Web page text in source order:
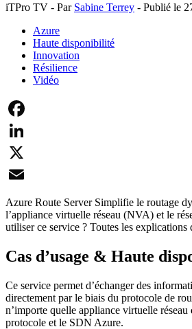
iTPro TV - Par Sabine Terrey - Publié le
Azure
Haute disponibilité
Innovation
Résilience
Vidéo
Facebook
LinkedIn
X
Email
Azure Route Server Simplifie le routage
l’appliance virtuelle réseau (NVA) et le
utiliser ce service ? Toutes les
Cas d’usage & Haute
Ce service permet d’échanger des
directement par le biais du protocole de
n’importe quelle appliance virtuelle
protocole et le SDN Azure.